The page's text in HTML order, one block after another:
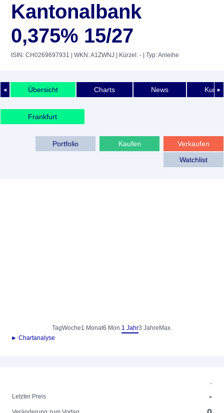
Kantonalbank
0,375% 15/27
ISIN: CH0269697931 | WKN: A1ZWNJ | Kürzel: - | Typ: Anleihe
◄ ►
Übersicht Charts News
Frankfurt
Verkaufen
Kaufen
Portfolio
Watchlist
TagWoche1 Monat6 Mon.1 Jahr3 Jahre Max.
► Chartanalyse
-
Letzter Preis
-